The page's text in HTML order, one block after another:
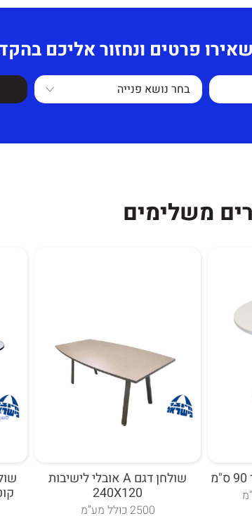
פרטים ונחזור אליכם
משלימים
שולחן דגם A אובלי לישיבות
240X120
2500 כולל מע”מ
קוטר 120